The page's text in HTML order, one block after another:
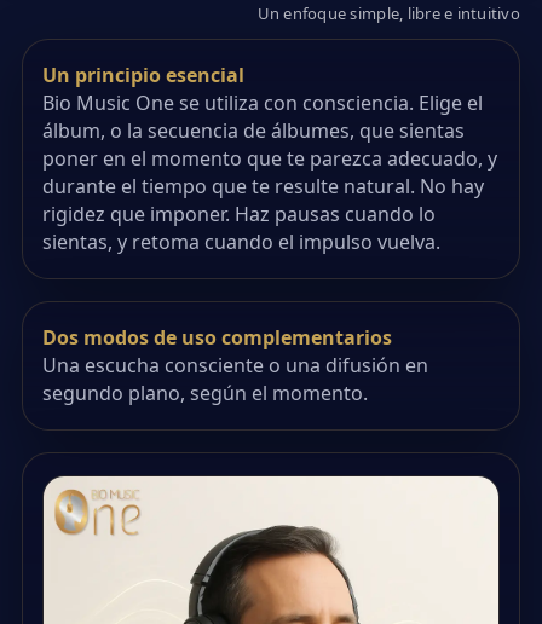
Un enfoque simple, libre e intuitivo
Un principio esencial
Bio Music One se utiliza con consciencia. Elige el
álbum, o la secuencia de álbumes, que sientas
poner en el momento que te parezca adecuado, y
durante el tiempo que te resulte natural. No hay
rigidez que imponer. Haz pausas cuando lo
sientas, y retoma cuando el impulso vuelva.
Dos modos de uso complementarios
Una escucha consciente o una difusión en
segundo plano, según el momento.